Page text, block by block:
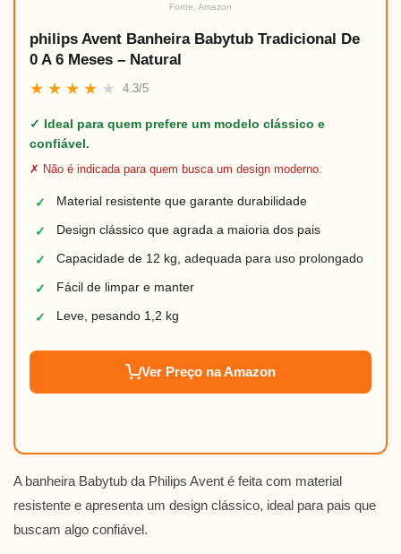
Fonte: Amazon
philips Avent Banheira Babytub Tradicional De
0 A 6 Meses – Natural
★ ★ ★ ★ ★ 4.3/5
✓ Ideal para quem prefere um modelo clássico e
confiável.
✗ Não é indicada para quem busca um design moderno.
✓ Material resistente que garante durabilidade
✓ Design clássico que agrada a maioria dos pais
✓ Capacidade de 12 kg, adequada para uso prolongado
✓ Fácil de limpar e manter
✓ Leve, pesando 1,2 kg
Ver Preço na Amazon
A banheira Babytub da Philips Avent é feita com material
resistente e apresenta um design clássico, ideal para pais que
buscam algo confiável.